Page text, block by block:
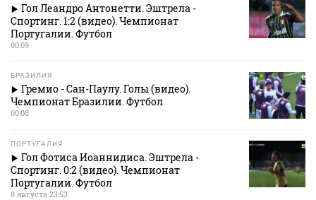
Гол Леандро Антонетти. Эштрела -
Спортинг. 1:2 (видео). Чемпионат
Португалии. Футбол
00:09
БРАЗИЛИЯ
Гремио - Сан-Паулу. Голы (видео).
Чемпионат Бразилии. Футбол
00:08
ПОРТУГАЛИЯ
Гол Фотиса Иоаннидиса. Эштрела -
Спортинг. 0:2 (видео). Чемпионат
Португалии. Футбол
8 августа 23:53